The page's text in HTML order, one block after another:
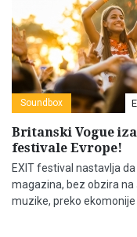
Soundbox
Britanski Vogue
festivale Evrope!
EXIT festival nastavlja
magazina, bez obzira na
muzike, preko